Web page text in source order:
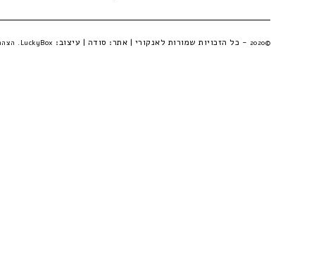
©2020 - כל הזכויות שמורות לאנקורי | אתר: סודה | עיצוב: LuckyBox. הצהרת פרטיות